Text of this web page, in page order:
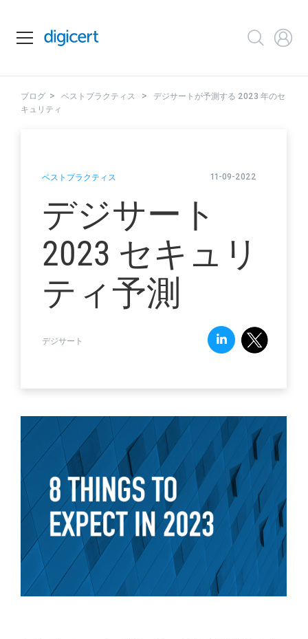
ブログ > ベストプラクティス >
デジサートが予測する 2023 年のセ
キュリティ
ベストプラクティス 11-09-2022
デジサート
2023 セキュリ
ティ予測
デジサート